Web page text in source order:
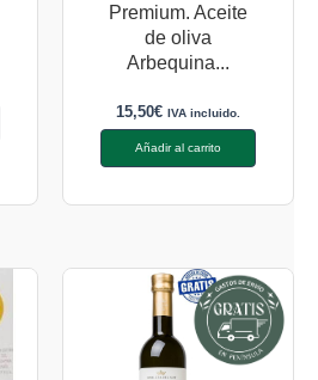
Premium. Aceite
de oliva
Arbequina...
15,50€ IVA incluido.
Añadir al carrito